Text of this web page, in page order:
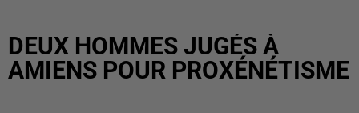
DEUX HOMMES JUGÉS À
AMIENS POUR PROXÉNÉTISME